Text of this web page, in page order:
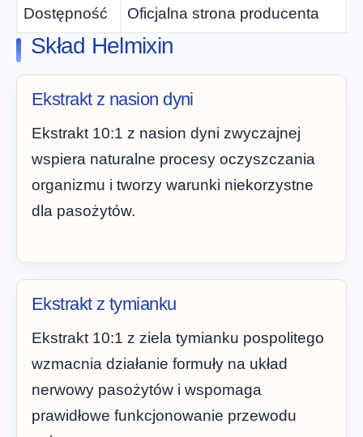
Dostępność Oficjalna strona producenta
Skład Helmixin
Ekstrakt z nasion dyni
Ekstrakt 10:1 z nasion dyni zwyczajnej
wspiera naturalne procesy oczyszczania
organizmu i tworzy warunki niekorzystne
dla pasożytów.
Ekstrakt z tymianku
Ekstrakt 10:1 z ziela tymianku pospolitego
wzmacnia działanie formuły na układ
nerwowy pasożytów i wspomaga
prawidłowe funkcjonowanie przewodu